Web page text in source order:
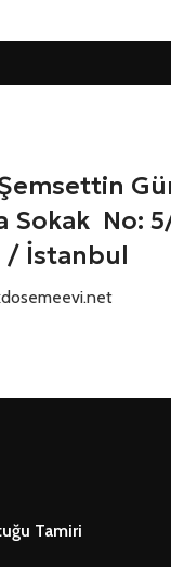
Sokak No:
/ İstanbul
Tamiri